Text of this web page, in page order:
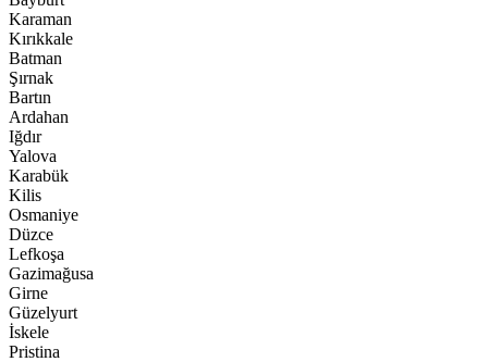
Karaman
Kırıkkale
Batman
Şırnak
Bartın
Ardahan
Iğdır
Yalova
Karabük
Kilis
Osmaniye
Düzce
Lefkoşa
Gazimağusa
Girne
Güzelyurt
İskele
Pristina